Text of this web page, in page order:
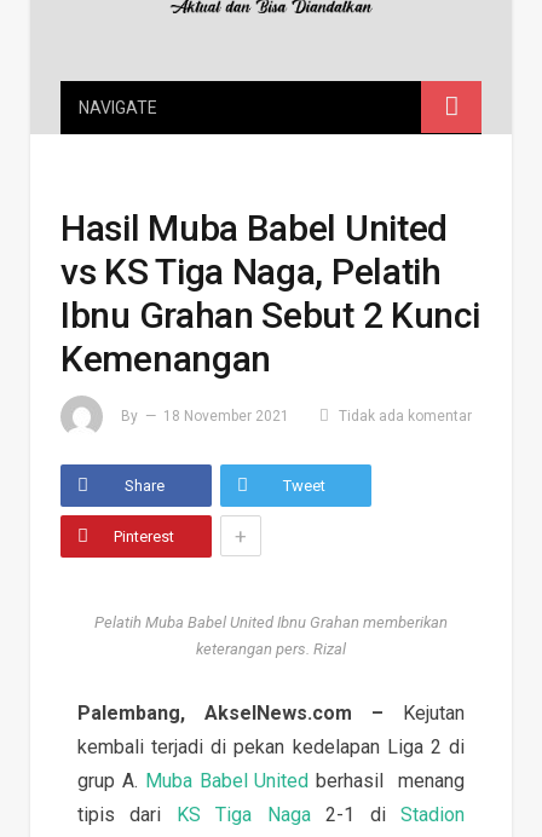
NAVIGATE
Hasil Muba Babel United
vs KS Tiga Naga, Pelatih
Ibnu Grahan Sebut 2 Kunci
Kemenangan
By 18 November 2021 Tidak ada komentar
Share Tweet
Pinterest +
Pelatih Muba Babel United Ibnu Grahan memberikan
keterangan pers. Rizal
Palembang, AkselNews.com – Kejutan
kembali terjadi di pekan kedelapan Liga 2 di
grup A. Muba Babel United berhasil menang
tipis dari KS Tiga Naga2-1 diStadion